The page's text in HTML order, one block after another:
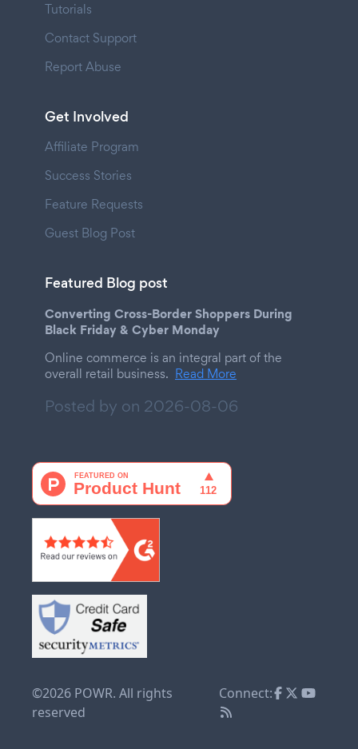
Tutorials
Contact Support
Report Abuse
Get Involved
Affiliate Program
Success Stories
Feature Requests
Guest Blog Post
Featured Blog post
Converting Cross-Border Shoppers During
Black Friday & Cyber Monday
Online commerce is an integral part of the
overall retail business. Read More
Posted by on 2026-08-06
©2026 POWR. All rights
reserved
Connect: